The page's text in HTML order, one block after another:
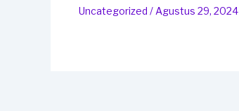
Uncategorized / Agustus 29, 2024